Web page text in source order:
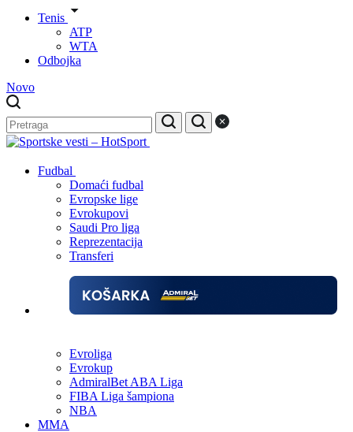
Tenis
ATP
WTA
Odbojka
Novo
Fudbal
Domaći fudbal
Evropske lige
Evrokupovi
Saudi Pro liga
Reprezentacija
Transferi
Evroliga
Evrokup
AdmiralBet ABA Liga
FIBA Liga šampiona
NBA
MMA